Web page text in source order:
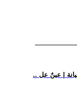
| عينٌ عل